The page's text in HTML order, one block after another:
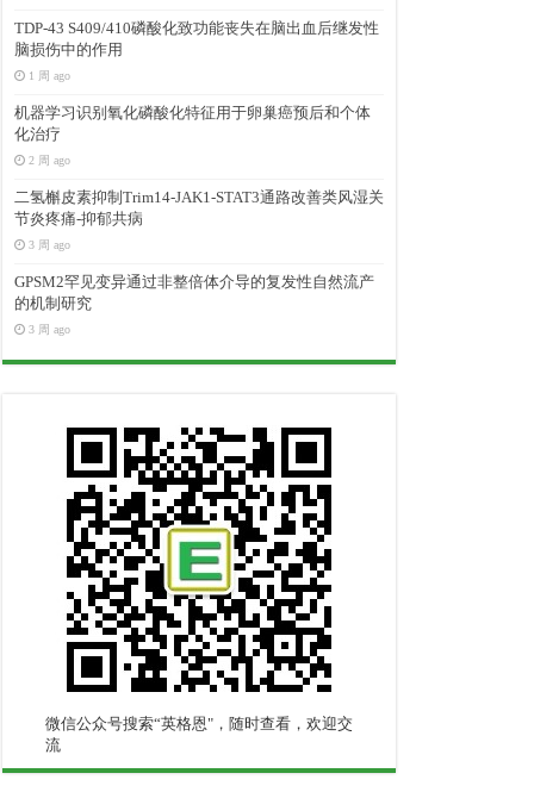
TDP-43 S409/410磷酸化致功能丧失在脑出血后继发性
脑损伤中的作用
1 周 ago
机器学习识别氧化磷酸化特征用于卵巢癌预后和个体
化治疗
2 周 ago
二氢槲皮素抑制Trim14-JAK1-STAT3通路改善类风湿关
节炎疼痛-抑郁共病
3 周 ago
GPSM2罕见变异通过非整倍体介导的复发性自然流产
的机制研究
3 周 ago
微信公众号搜索“英格恩"，随时查看，欢迎交
流